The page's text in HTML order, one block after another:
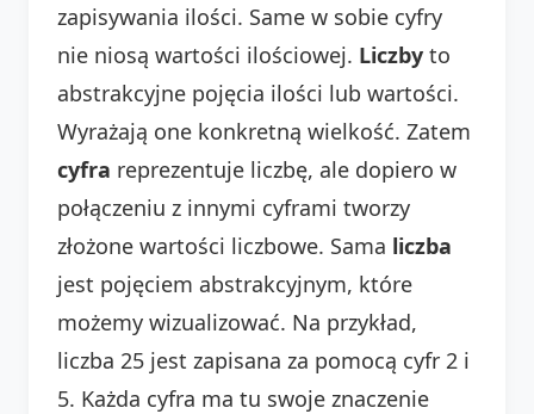
zapisywania ilości. Same w sobie cyfry
nie niosą wartości ilościowej. Liczby to
abstrakcyjne pojęcia ilości lub wartości.
Wyrażają one konkretną wielkość. Zatem
cyfra reprezentuje liczbę, ale dopiero w
połączeniu z innymi cyframi tworzy
złożone wartości liczbowe. Sama liczba
jest pojęciem abstrakcyjnym, które
możemy wizualizować. Na przykład,
liczba 25 jest zapisana za pomocą cyfr 2 i
5. Każda cyfra ma tu swoje znaczenie